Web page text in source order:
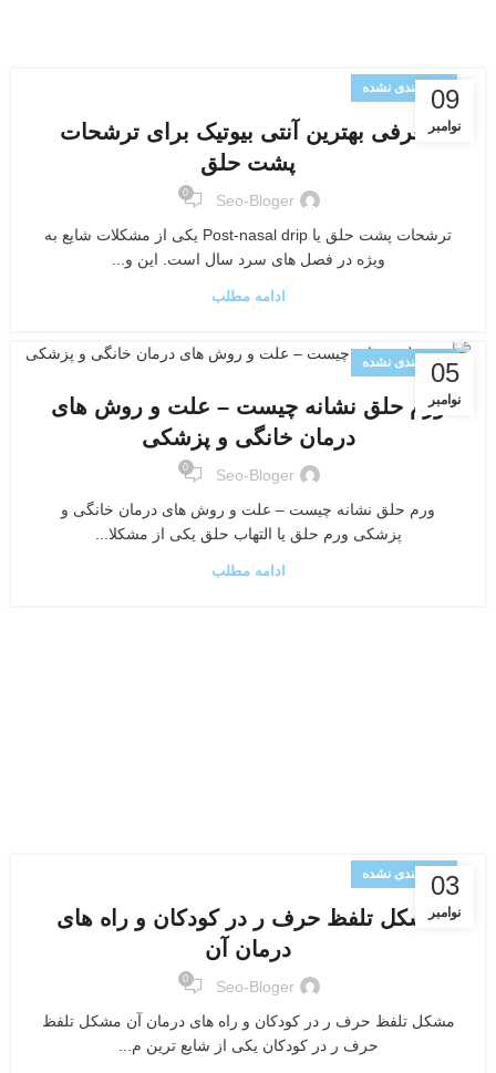
09
نوامبر
دسته‌بندی نشده
معرفی بهترین آنتی بیوتیک برای ترشحات
پشت حلق
Seo-Bloger
0
ترشحات پشت حلق یا Post-nasal drip یکی از مشکلات شایع به
ویژه در فصل های سرد سال است. این و...
ادامه مطلب
05
نوامبر
دسته‌بندی نشده
ورم حلق نشانه چیست – علت و روش های
درمان خانگی و پزشکی
Seo-Bloger
0
ورم حلق نشانه چیست – علت و روش های درمان خانگی و
پزشکی ورم حلق یا التهاب حلق یکی از مشکلا...
ادامه مطلب
03
نوامبر
دسته‌بندی نشده
مشکل تلفظ حرف ر در کودکان و راه های
درمان آن
Seo-Bloger
0
مشکل تلفظ حرف ر در کودکان و راه های درمان آن مشکل تلفظ
حرف ر در کودکان یکی از شایع ترین م...